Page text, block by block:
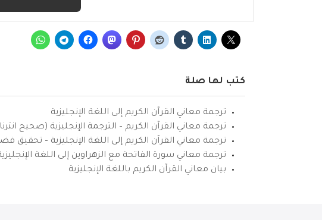
كتب لها صلة
ترجمة معاني القرآن الكريم إلى اللغة الإنجليزية
ترجمة معاني القرآن الكريم – الترجمة الإنجليزية (صحيح
ترجمة معاني القرآن الكريم إلى اللغة الإنجليزية – تحقيق
ترجمة معاني سورة الفاتحة مع الزهراوين إلى اللغة
بيان معاني القرآن الكريم باللغة الإنجليزية